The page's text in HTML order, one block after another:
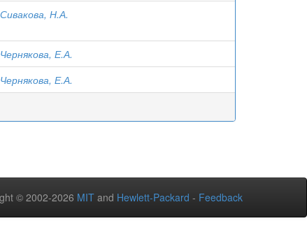
Сивакова, Н.А.
Чернякова, Е.А.
Чернякова, Е.А.
© 2002-2026 MIT and Hewlett-Packard - Feedback